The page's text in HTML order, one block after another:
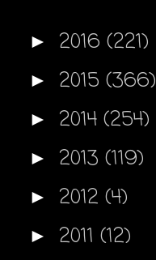
► 2016 (221)
► 2015 (366)
► 2014 (254)
► 2013 (119)
► 2012 (4)
► 2011 (12)